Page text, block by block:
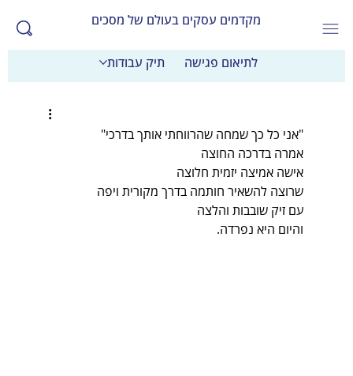
מקדמים עסקים בעולם של מסכים
לתיאום פגישה תיק עבודות
"אני כל כך שמחה שהרווחתי אותך בדרכי"
אמרה בדרכה החוצה
אישה אמיצה יזמית חלוצה
שרוצה להשאיר חותמה בדרך מקורית ויפה
עם זיק שובבות והלצה
והיום היא נפרדה.